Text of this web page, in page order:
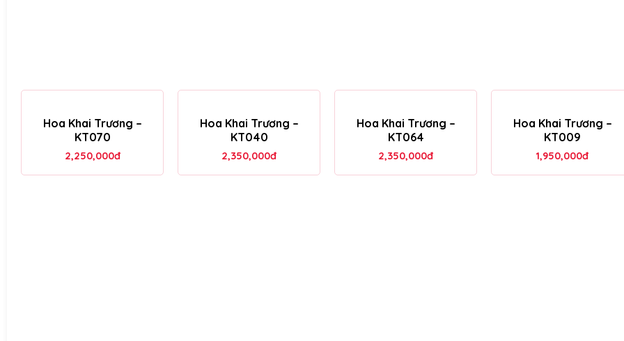
Hoa Khai Trương –
KT070
2,250,000đ
Hoa Khai Trương –
KT040
2,350,000đ
Hoa Khai Trương –
KT064
2,350,000đ
Hoa Khai Trương –
KT009
1,950,000đ